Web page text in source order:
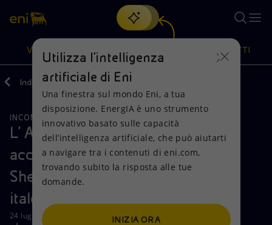
Cerca
scopri EnergIA, la nostra nuova soluzione di intelligenza
artificiale.
VISIONE
Visione
Mission e valori
Persone e Partnership
Net Zero
Azioni
Diversificazione energetica
Tecnologie per la transizione
Collaborazioni per l'innovazione
PRODOTTI
Prodotti
Casa
Imprese
Mobilità
Indietro Media Comunicati Stampa
INCONTRI E ACCORDI
L' AD di Eni Claudio Descalzi firma
accordo con Ministro del Petrolio
Sherif Ismail nell'ambito del vertice
italo-egiziano
24 luglio 2015 - 13:43 CEST
Utilizza l'intelligenza
artificiale di Eni
Una finestra sul mondo Eni, a tua
disposizione. EnergIA è uno strumento
innovativo basato sulle capacità
dell’intelligenza artificiale, che può aiutarti
a navigare tra i contenuti di eni.com,
trovando subito la risposta alle tue
domande.
INIZIA ORA